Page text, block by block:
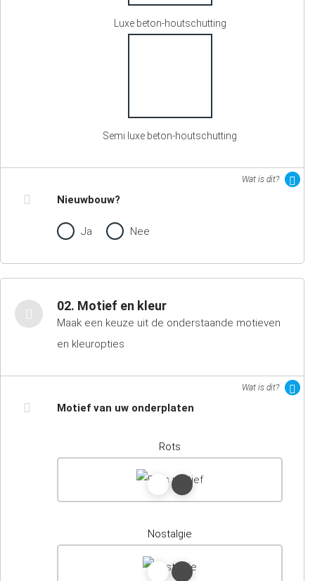
Luxe beton-houtschutting
Semi luxe beton-houtschutting
Wat is dit?
Nieuwbouw?
Ja Nee
02. Motief en kleur
Maak een keuze uit de onderstaande motieven
en kleuropties
Wat is dit?
Motief van uw onderplaten
Rots
Nostalgie